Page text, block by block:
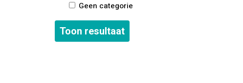
Geen categorie